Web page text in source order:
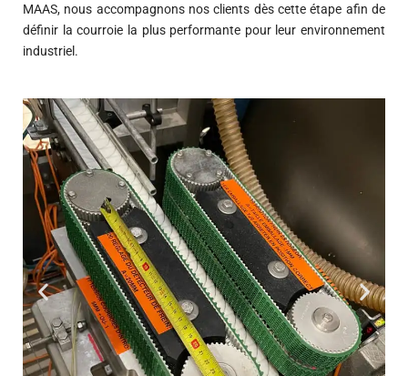
MAAS, nous accompagnons nos clients dès cette étape afin de
définir la courroie la plus performante pour leur environnement
industriel.